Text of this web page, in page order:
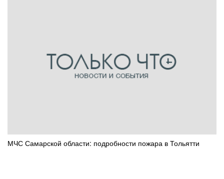
МЧС Самарской области: подробности пожара в Тольятти